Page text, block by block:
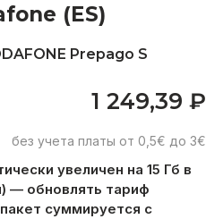
(ES)
Prepago S
1 249,39 ₽
без учета платы от 0,5€ до 3€
увеличен на 15 Гб в
— обновлять тариф
суммируется с